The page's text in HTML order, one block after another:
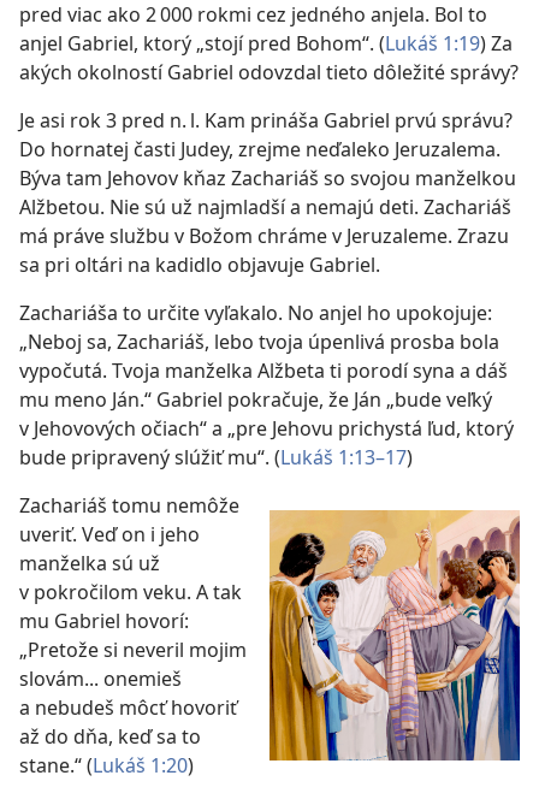
pred viac ako 2 000 rokmi cez jedného anjela. Bol to
anjel Gabriel, ktorý „stojí pred Bohom“. (Lukáš 1:19) Za
akých okolností Gabriel odovzdal tieto dôležité správy?
Je asi rok 3 pred n. l. Kam prináša Gabriel prvú správu?
Do hornatej časti Judey, zrejme neďaleko Jeruzalema.
Býva tam Jehovov kňaz Zachariáš so svojou manželkou
Alžbetou. Nie sú už najmladší a nemajú deti. Zachariáš
má práve službu v Božom chráme v Jeruzaleme. Zrazu
sa pri oltári na kadidlo objavuje Gabriel.
Zachariáša to určite vyľakalo. No anjel ho upokojuje:
„Neboj sa, Zachariáš, lebo tvoja úpenlivá prosba bola
vypočutá. Tvoja manželka Alžbeta ti porodí syna a dáš
mu meno Ján.“ Gabriel pokračuje, že Ján „bude veľký
v Jehovových očiach“ a „pre Jehovu prichystá ľud, ktorý
bude pripravený slúžiť mu“. (Lukáš 1:13–17)
Zachariáš tomu nemôže
uveriť. Veď on i jeho
manželka sú už
v pokročilom veku. A tak
mu Gabriel hovorí:
„Pretože si neveril mojim
slovám... onemieš
a nebudeš môcť hovoriť
až do dňa, keď sa to
stane.“ (Lukáš 1:20)